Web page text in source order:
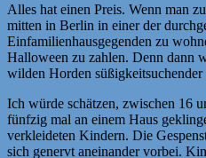
Alles hat einen Preis. Wenn man
mitten in Berlin in einer der
Einfamilienhausgegenden zu
Halloween zu zahlen. Denn dann
wilden Horden süßigkeitsuchender
Ich würde schätzen, zwischen 16
fünfzig mal an einem Haus
verkleideten Kindern. Die
sich genervt aneinander vorbei.